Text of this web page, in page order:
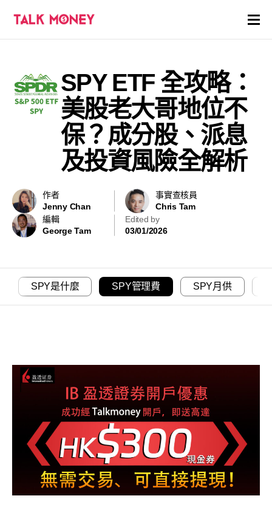
證券商評價
各種投資產品戶口
貸款
虛擬貨幣
SPY ETF 全攻略：
美股老大哥地位不
保？成分股、派息
及投資風險全解析
作者
Jenny Chan
事實查核員
Chris Tam
編輯
George Tam
Edited by
03/01/2026
SPY是什麼 SPY管理費 SPY月供